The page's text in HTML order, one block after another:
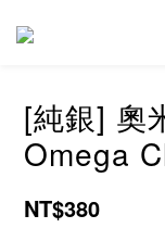
[純銀] 奧
Omega
NT$380